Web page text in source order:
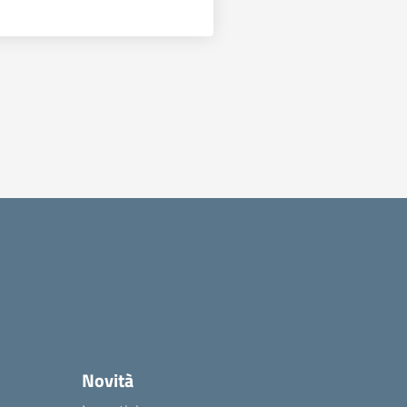
Novità